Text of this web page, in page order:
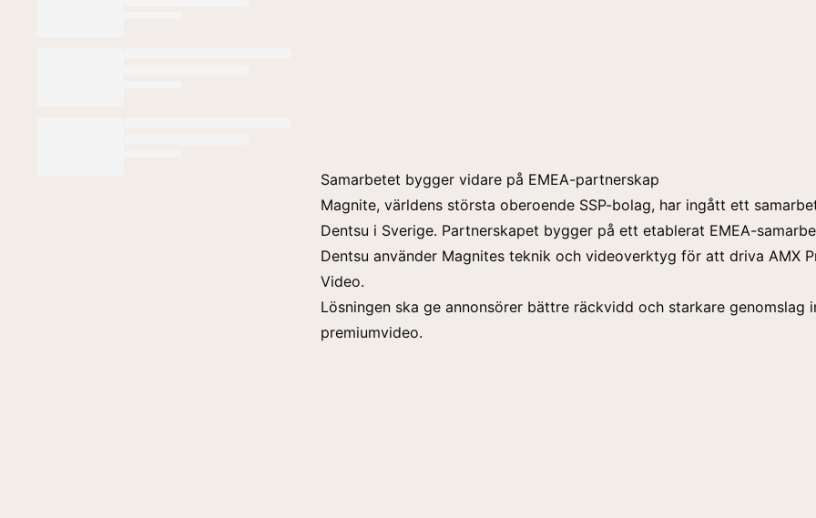
Samarbetet bygger vidare på EMEA-partnerskap
Magnite, världens största oberoende SSP-bolag, har ingått ett
Dentsu i Sverige. Partnerskapet bygger på ett etablerat EMEA-
Dentsu använder Magnites teknik och videoverktyg för att driva AMX
Video.
Lösningen ska ge annonsörer bättre räckvidd och starkare genomslag
premiumvideo.